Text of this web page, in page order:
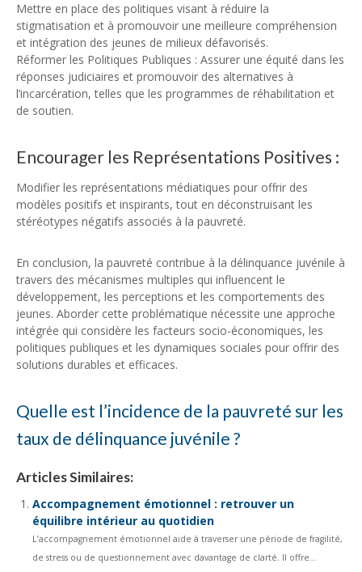
Mettre en place des politiques visant à réduire la
stigmatisation et à promouvoir une meilleure compréhension
et intégration des jeunes de milieux défavorisés.
Réformer les Politiques Publiques : Assurer une équité dans les
réponses judiciaires et promouvoir des alternatives à
l’incarcération, telles que les programmes de réhabilitation et
de soutien.
Encourager les Représentations Positives :
Modifier les représentations médiatiques pour offrir des
modèles positifs et inspirants, tout en déconstruisant les
stéréotypes négatifs associés à la pauvreté.
En conclusion, la pauvreté contribue à la délinquance juvénile à
travers des mécanismes multiples qui influencent le
développement, les perceptions et les comportements des
jeunes. Aborder cette problématique nécessite une approche
intégrée qui considère les facteurs socio-économiques, les
politiques publiques et les dynamiques sociales pour offrir des
solutions durables et efficaces.
Quelle est l’incidence de la pauvreté sur les
taux de délinquance juvénile ?
Articles Similaires:
Accompagnement émotionnel : retrouver un
équilibre intérieur au quotidien
L’accompagnement émotionnel aide à traverser une période de fragilité,
de stress ou de questionnement avec davantage de clarté. Il offre...